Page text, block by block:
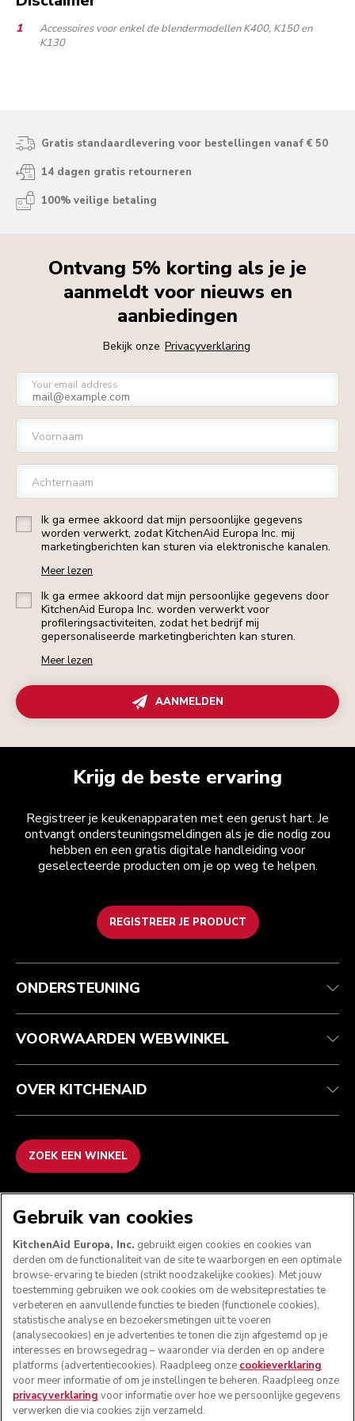
Accessoires voor enkel de blendermodellen K400, K150 en
K130
Gratis standaardlevering voor bestellingen vanaf € 50
14 dagen gratis retourneren
100% veilige betaling
Ontvang 5% korting als je je
aanmeldt voor nieuws en
aanbiedingen
Bekijk onze Privacyverklaring
Your email address
Voornaam
Achternaam
Ik ga ermee akkoord dat mijn persoonlijke gegevens
worden verwerkt, zodat KitchenAid Europa Inc. mij
marketingberichten kan sturen via elektronische kanalen.
Meer lezen
Ik ga ermee akkoord dat mijn persoonlijke gegevens door
KitchenAid Europa Inc. worden verwerkt voor
profileringsactiviteiten, zodat het bedrijf mij
gepersonaliseerde marketingberichten kan sturen.
Meer lezen
AANMELDEN
Krijg de beste ervaring
Registreer je keukenapparaten met een gerust hart. Je
ontvangt ondersteuningsmeldingen als je die nodig zou
hebben en een gratis digitale handleiding voor
geselecteerde producten om je op weg te helpen.
REGISTREER JE PRODUCT
Health check
Je bestelling volgen
Garantie en documenten
Recupel
Algemene voorwaarden
Retournering en terugbetaling
Imprint
ODR
Het merk
Zoek een winkel
ONDERSTEUNING
VOORWAARDEN WEBWINKEL
OVER KITCHENAID
ZOEK EEN WINKEL
VOLG ONS
Gebruik van cookies
KitchenAid Europa, Inc. gebruikt eigen cookies en cookies van
derden om de functionaliteit van de site te waarborgen en een optimale
browse-ervaring te bieden (strikt noodzakelijke cookies). Met jouw
toestemming gebruiken we ook cookies om de websiteprestaties te
verbeteren en aanvullende functies te bieden (functionele cookies),
statistische analyse en bezoekersmetingen uit te voeren
(analysecookies) en je advertenties te tonen die zijn afgestemd op je
interesses en browsegedrag – waaronder via derden en op andere
platforms (advertentiecookies). Raadpleeg onze cookieverklaring
voor meer informatie of om je instellingen te beheren. Raadpleeg onze
privacyverklaring voor informatie over hoe we persoonlijke gegevens
verwerken die via cookies zijn verzameld.